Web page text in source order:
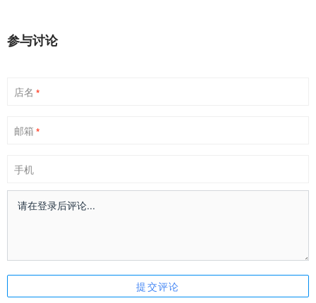
参与讨论
店名 *
邮箱 *
手机